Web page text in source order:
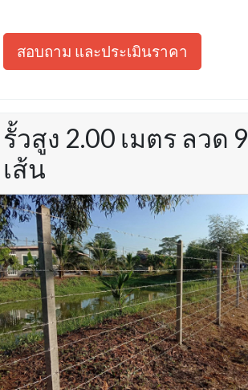
สอบถาม และประเมินราคา
รั้วสูง 2.00 เมตร ลวด 9
เส้น